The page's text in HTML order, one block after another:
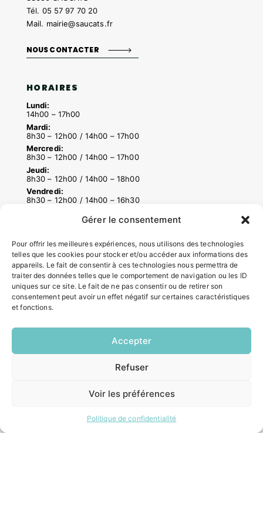
Gérer le consentement
Pour offrir les meilleures expériences, nous utilisons des technologies
telles que les cookies pour stocker et/ou accéder aux informations des
appareils. Le fait de consentir à ces technologies nous permettra de
traiter des données telles que le comportement de navigation ou les ID
uniques sur ce site. Le fait de ne pas consentir ou de retirer son
consentement peut avoir un effet négatif sur certaines caractéristiques
et fonctions.
Accepter
Refuser
Voir les préférences
Politique de confidentialité
Tél. 05 57 97 70 20
Mail. mairie@saucats.fr
NOUS CONTACTER
HORAIRES
Lundi:
14h00 – 17h00
Mardi:
8h30 – 12h00 / 14h00 – 17h00
Mercredi:
8h30 – 12h00 / 14h00 – 17h00
Jeudi:
8h30 – 12h00 / 14h00 – 18h00
Vendredi:
8h30 – 12h00 / 14h00 – 16h30
ACCÉS RAPIDES
Contacter la mairie
Pôle santé
Le Saucatais
Formalités administratives
Restauration scolaire
Politique de confidentialité